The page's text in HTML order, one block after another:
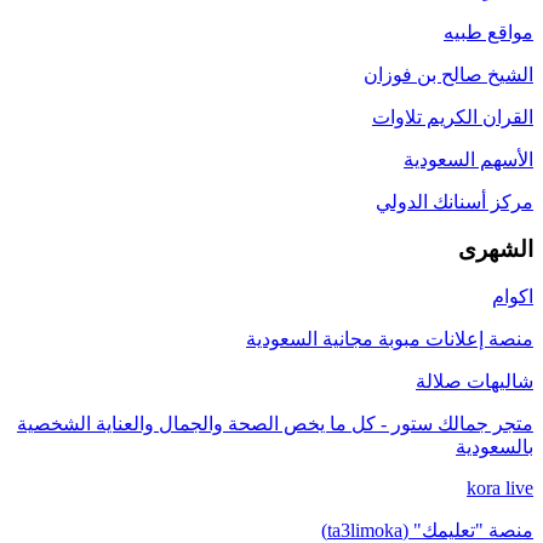
مواقع طبيه
الشيخ صالح بن فوزان
القران الكريم تلاوات
الأسهم السعودية
مركز أسنانك الدولي
الشهرى
اكوام
منصة إعلانات مبوبة مجانية السعودية
شاليهات صلالة
متجر جمالك ستور - كل ما يخص الصحة والجمال والعناية الشخصية
بالسعودية
kora live
منصة "تعليمك" (ta3limoka)